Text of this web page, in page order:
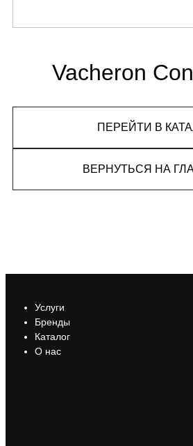
Vacheron
ПЕРЕЙТИ В
ВЕРНУТЬСЯ НА
Услуги
Бренды
Каталог
О нас